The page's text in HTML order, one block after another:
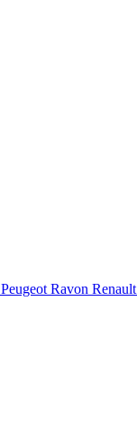
Peugeot Ravon Renault